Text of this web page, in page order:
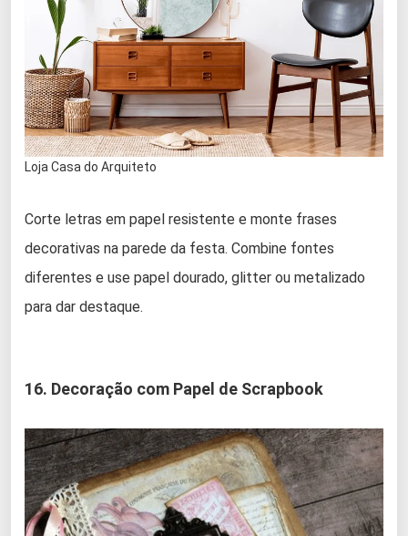
Loja Casa do Arquiteto
Corte letras em papel resistente e monte frases
decorativas na parede da festa. Combine fontes
diferentes e use papel dourado, glitter ou metalizado
para dar destaque.
16. Decoração com Papel de Scrapbook